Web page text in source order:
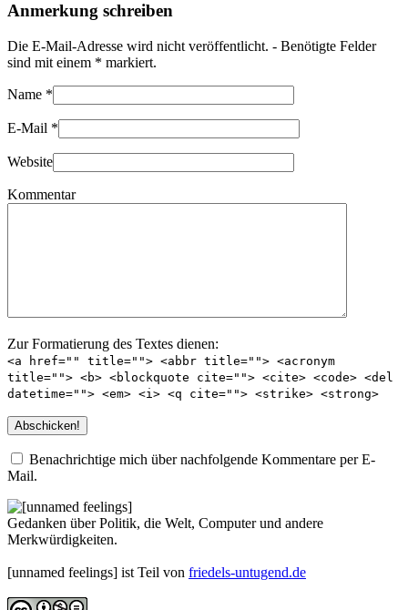
Anmerkung schreiben
Die E-Mail-Adresse wird nicht veröffentlicht. - Benötigte Felder
sind mit einem * markiert.
Name *
E-Mail *
Website
Kommentar
Zur Formatierung des Textes dienen:
<a href="" title=""> <abbr title=""> <acronym
title=""> <b> <blockquote cite=""> <cite> <code> <del
datetime=""> <em> <i> <q cite=""> <strike> <strong>
Benachrichtige mich über nachfolgende Kommentare per E-
Mail.
Gedanken über Politik, die Welt, Computer und andere
Merkwürdigkeiten.
[unnamed feelings] ist Teil von friedels-untugend.de